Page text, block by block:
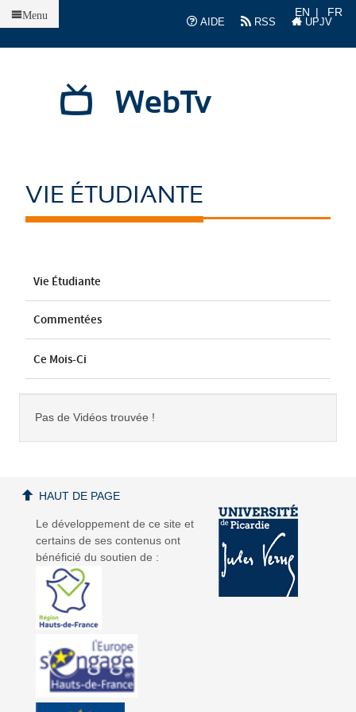
AIDE
RSS UPJV
EN FR
WebTv
Menu
VIE ÉTUDIANTE
Vie Étudiante
Commentées
Ce Mois-Ci
Pas de Vidéos trouvée !
Le développement de ce site et
certains de ses contenus ont
bénéficié du soutien de :
HAUT DE PAGE